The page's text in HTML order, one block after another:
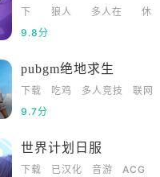
下
载
狼人
多人在
休
9.8分
pubgm绝地求生
下载 吃鸡 多人竞技
联网
9.7分
世界计划日服
下载 已汉化 音游
ACG